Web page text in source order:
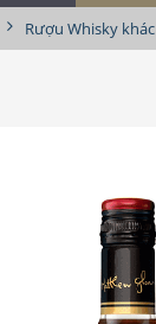
Rượu Whisky khác